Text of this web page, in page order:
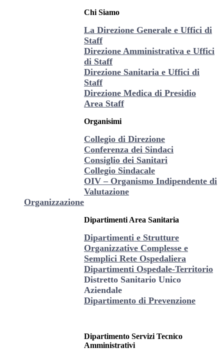
Chi Siamo
La Direzione Generale e Uffici di
Staff
Direzione Amministrativa e Uffici
di Staff
Direzione Sanitaria e Uffici di
Staff
Direzione Medica di Presidio
Area Staff
Organisimi
Collegio di Direzione
Conferenza dei Sindaci
Consiglio dei Sanitari
Collegio Sindacale
OIV – Organismo Indipendente di
Valutazione
Organizzazione
Dipartimenti Area Sanitaria
Dipartimenti e Strutture
Organizzative Complesse e
Semplici Rete Ospedaliera
Dipartimenti Ospedale-Territorio
Distretto Sanitario Unico
Aziendale
Dipartimento di Prevenzione
Dipartimento Servizi Tecnico
Amministrativi